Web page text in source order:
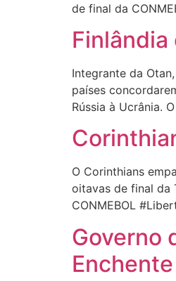
de final da
Finlândia
Integrante da
países
Rússia à Ucrânia.
O Corinthians
oitavas de final da
CONMEBOL
Governo